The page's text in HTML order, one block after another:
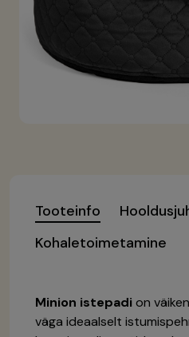
Tooteinfo
Kohaletoimetamine
Minion istepadion
väga ideaalselt